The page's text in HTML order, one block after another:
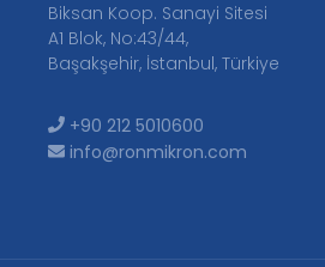
Biksan Koop. Sanayi Sitesi
A1 Blok, No:43/44,
Başakşehir, İstanbul, Türkiye
+90 212 5010600
info@ronmikron.com